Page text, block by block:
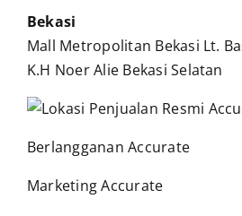
Bekasi
Mall Metropolitan Bekasi Lt.
K.H Noer Alie Bekasi Selatan
Berlangganan Accurate
Marketing Accurate